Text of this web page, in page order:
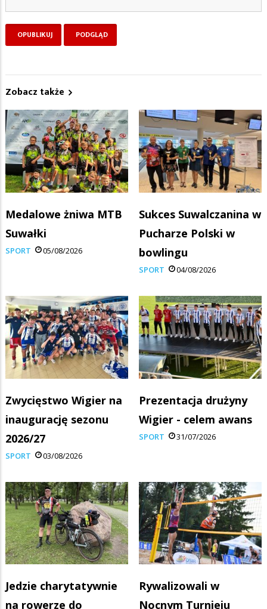
Zobacz także
Medalowe żniwa MTB
Suwałki
SPORT 05/08/2026
Sukces Suwalczanina w
Pucharze Polski w
bowlingu
SPORT 04/08/2026
Zwycięstwo Wigier na
inaugurację sezonu
2026/27
SPORT 03/08/2026
Prezentacja drużyny
Wigier - celem awans
SPORT 31/07/2026
Jedzie charytatywnie
na rowerze do
Rywalizowali w
Nocnym Turnieju